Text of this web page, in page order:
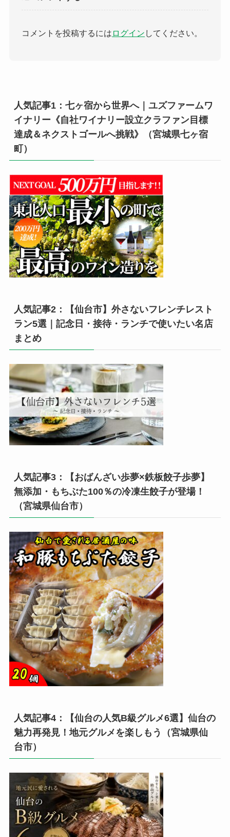
コメントを投稿するには ログイン してください。
人気記事1：七ヶ宿から世界へ｜ユズファームワ
イナリー《自社ワイナリー設立クラファン目標
達成＆ネクストゴールへ挑戦》（宮城県七ヶ宿
町）
人気記事2：【仙台市】外さないフレンチレスト
ラン5選｜記念日・接待・ランチで使いたい名店
まとめ
人気記事3：【おばんざい歩夢×鉄板餃子歩夢】
無添加・もちぶた100％の冷凍生餃子が登場！
（宮城県仙台市）
人気記事4：【仙台の人気B級グルメ6選】仙台の
魅力再発見！地元グルメを楽しもう（宮城県仙
台市）